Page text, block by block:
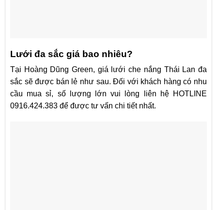
Lưới đa sắc giá bao nhiêu?
Tại Hoàng Dũng Green, giá lưới che nắng Thái Lan đa
sắc sẽ được bán lẻ như sau. Đối với khách hàng có nhu
cầu mua sỉ, số lượng lớn vui lòng liên hệ HOTLINE
0916.424.383 để được tư vấn chi tiết nhất.